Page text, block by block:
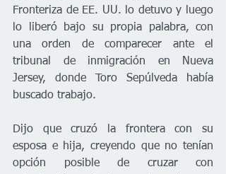
Fronteriza de EE. UU. lo detuvo y luego
lo liberó bajo su propia palabra, con
una orden de comparecer ante el
tribunal de inmigración en Nueva
Jersey, donde Toro Sepúlveda había
buscado trabajo.
Dijo que cruzó la frontera con su
esposa e hija, creyendo que no tenían
opción posible de cruzar con